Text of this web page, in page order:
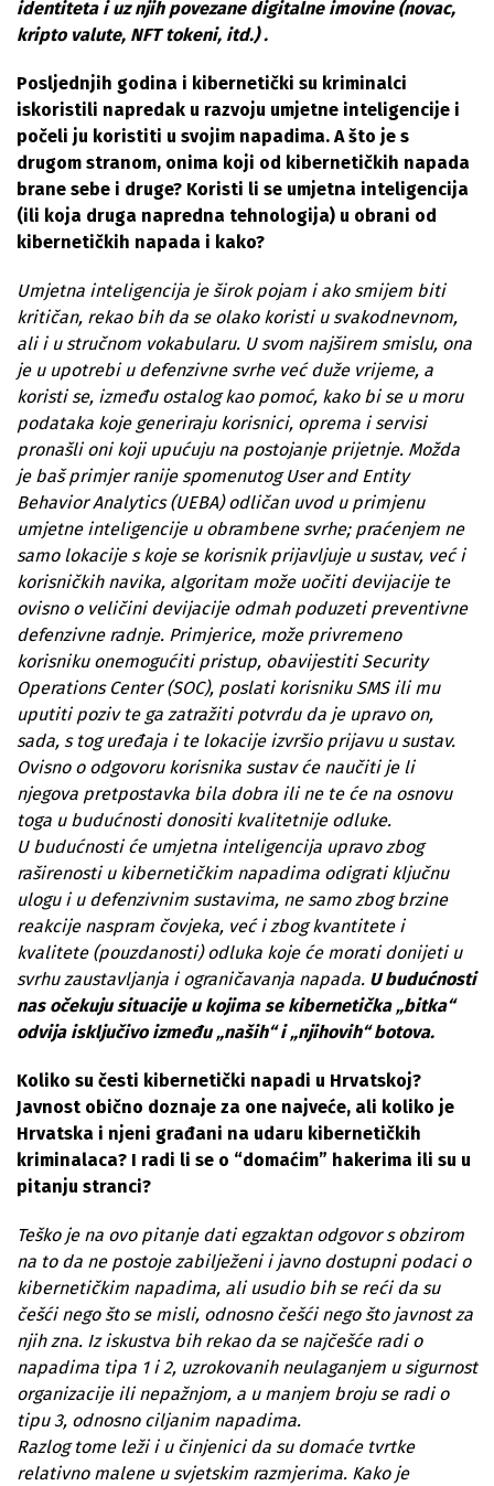
identiteta i uz njih povezane digitalne imovine (novac,
kripto valute, NFT tokeni, itd.) .
Posljednjih godina i kibernetički su kriminalci
iskoristili napredak u razvoju umjetne inteligencije i
počeli ju koristiti u svojim napadima. A što je s
drugom stranom, onima koji od kibernetičkih napada
brane sebe i druge? Koristi li se umjetna inteligencija
(ili koja druga napredna tehnologija) u obrani od
kibernetičkih napada i kako?
Umjetna inteligencija je širok pojam i ako smijem biti
kritičan, rekao bih da se olako koristi u svakodnevnom,
ali i u stručnom vokabularu. U svom najširem smislu, ona
je u upotrebi u defenzivne svrhe već duže vrijeme, a
koristi se, između ostalog kao pomoć, kako bi se u moru
podataka koje generiraju korisnici, oprema i servisi
pronašli oni koji upućuju na postojanje prijetnje. Možda
je baš primjer ranije spomenutog User and Entity
Behavior Analytics (UEBA) odličan uvod u primjenu
umjetne inteligencije u obrambene svrhe; praćenjem ne
samo lokacije s koje se korisnik prijavljuje u sustav, već i
korisničkih navika, algoritam može uočiti devijacije te
ovisno o veličini devijacije odmah poduzeti preventivne
defenzivne radnje. Primjerice, može privremeno
korisniku onemogućiti pristup, obavijestiti Security
Operations Center (SOC), poslati korisniku SMS ili mu
uputiti poziv te ga zatražiti potvrdu da je upravo on,
sada, s tog uređaja i te lokacije izvršio prijavu u sustav.
Ovisno o odgovoru korisnika sustav će naučiti je li
njegova pretpostavka bila dobra ili ne te će na osnovu
toga u budućnosti donositi kvalitetnije odluke.
U budućnosti će umjetna inteligencija upravo zbog
raširenosti u kibernetičkim napadima odigrati ključnu
ulogu i u defenzivnim sustavima, ne samo zbog brzine
reakcije naspram čovjeka, već i zbog kvantitete i
kvalitete (pouzdanosti) odluka koje će morati donijeti u
svrhu zaustavljanja i ograničavanja napada. U budućnosti
nas očekuju situacije u kojima se kibernetička „bitka“
odvija isključivo između „naših“ i „njihovih“ botova.
Koliko su česti kibernetički napadi u Hrvatskoj?
Javnost obično doznaje za one najveće, ali koliko je
Hrvatska i njeni građani na udaru kibernetičkih
kriminalaca? I radi li se o “domaćim” hakerima ili su u
pitanju stranci?
Teško je na ovo pitanje dati egzaktan odgovor s obzirom
na to da ne postoje zabilježeni i javno dostupni podaci o
kibernetičkim napadima, ali usudio bih se reći da su
češći nego što se misli, odnosno češći nego što javnost za
njih zna. Iz iskustva bih rekao da se najčešće radi o
napadima tipa 1 i 2, uzrokovanih neulaganjem u sigurnost
organizacije ili nepažnjom, a u manjem broju se radi o
tipu 3, odnosno ciljanim napadima.
Razlog tome leži i u činjenici da su domaće tvrtke
relativno malene u svjetskim razmjerima. Kako je